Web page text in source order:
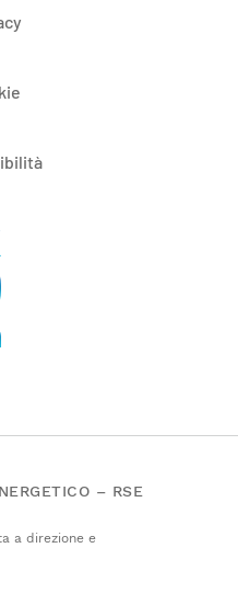
– RSE
a direzione e